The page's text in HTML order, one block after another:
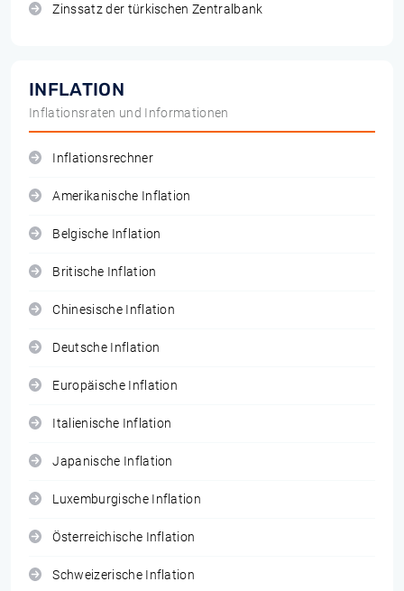
Zinssatz der türkischen Zentralbank
INFLATION
Inflationsraten und Informationen
Inflationsrechner
Amerikanische Inflation
Belgische Inflation
Britische Inflation
Chinesische Inflation
Deutsche Inflation
Europäische Inflation
Italienische Inflation
Japanische Inflation
Luxemburgische Inflation
Österreichische Inflation
Schweizerische Inflation